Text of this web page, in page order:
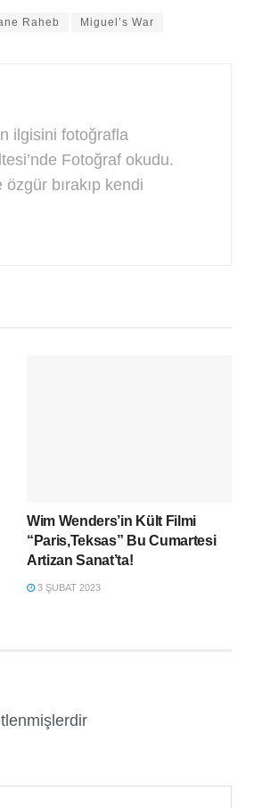
Raheb Miguel’s War
ilgisini fotoğrafla
Fotoğraf okudu.
bırakıp kendi
Wim Wenders’in Kült Filmi
“Paris,Teksas” Bu Cumartesi
Artizan Sanat’ta!
3 ŞUBAT 2023